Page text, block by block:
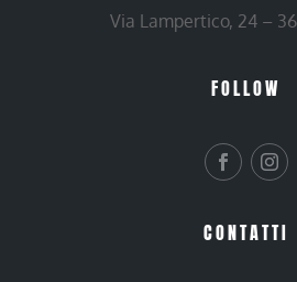
Via Lampertico, 24 –
FOLLOW
CONTATTI